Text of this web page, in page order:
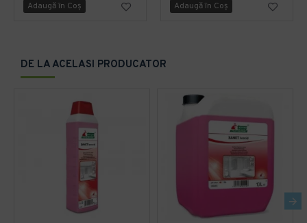
Adaugă în Coş Adaugă în Coş
DE LA ACELASI PRODUCATOR